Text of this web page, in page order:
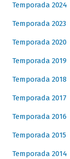
Temporada 2024
Temporada 2023
Temporada 2020
Temporada 2019
Temporada 2018
Temporada 2017
Temporada 2016
Temporada 2015
Temporada 2014